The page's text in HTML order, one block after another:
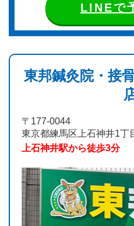
LINEで
東邦鍼灸院・接
〒177-0044
東京都練馬区上石神井1丁
上石神井駅から徒歩3分